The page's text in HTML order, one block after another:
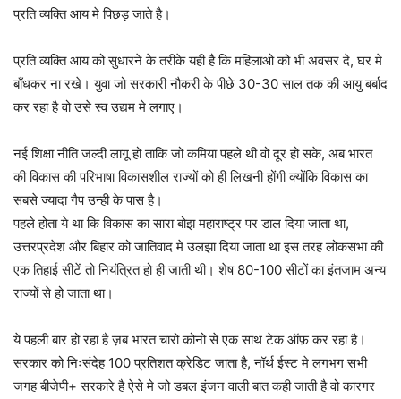
प्रति व्यक्ति आय मे पिछड़ जाते है।
प्रति व्यक्ति आय को सुधारने के तरीके यही है कि महिलाओ को भी अवसर दे, घर मे
बाँधकर ना रखे। युवा जो सरकारी नौकरी के पीछे 30-30 साल तक की आयु बर्बाद
कर रहा है वो उसे स्व उद्यम मे लगाए।
नई शिक्षा नीति जल्दी लागू हो ताकि जो कमिया पहले थी वो दूर हो सके, अब भारत
की विकास की परिभाषा विकासशील राज्यों को ही लिखनी होंगी क्योंकि विकास का
सबसे ज्यादा गैप उन्ही के पास है।
पहले होता ये था कि विकास का सारा बोझ महाराष्ट्र पर डाल दिया जाता था,
उत्तरप्रदेश और बिहार को जातिवाद मे उलझा दिया जाता था इस तरह लोकसभा की
एक तिहाई सीटें तो नियंत्रित हो ही जाती थी। शेष 80-100 सीटों का इंतजाम अन्य
राज्यों से हो जाता था।
ये पहली बार हो रहा है ज़ब भारत चारो कोनो से एक साथ टेक ऑफ़ कर रहा है।
सरकार को निःसंदेह 100 प्रतिशत क्रेडिट जाता है, नॉर्थ ईस्ट मे लगभग सभी
जगह बीजेपी+ सरकारे है ऐसे मे जो डबल इंजन वाली बात कही जाती है वो कारगर